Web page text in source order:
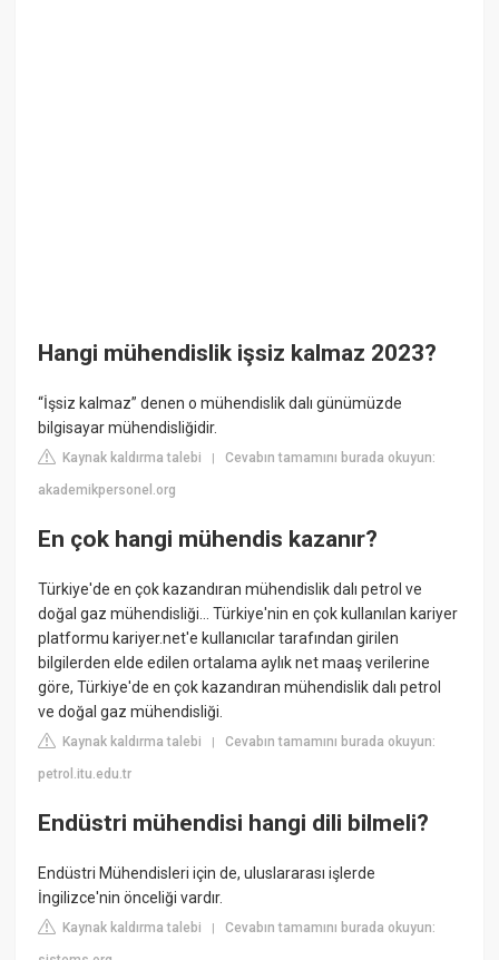
Hangi mühendislik işsiz kalmaz 2023?
“İşsiz kalmaz” denen o mühendislik dalı günümüzde
bilgisayar mühendisliğidir.
Kaynak kaldırma talebi |Cevabın tamamını burada okuyun:
akademikpersonel.org
En çok hangi mühendis kazanır?
Türkiye'de en çok kazandıran mühendislik dalı petrol ve
doğal gaz mühendisliği... Türkiye'nin en çok kullanılan kariyer
platformu kariyer.net'e kullanıcılar tarafından girilen
bilgilerden elde edilen ortalama aylık net maaş verilerine
göre, Türkiye'de en çok kazandıran mühendislik dalı petrol
ve doğal gaz mühendisliği.
Kaynak kaldırma talebi |Cevabın tamamını burada okuyun:
petrol.itu.edu.tr
Endüstri mühendisi hangi dili bilmeli?
Endüstri Mühendisleri için de, uluslararası işlerde
İngilizce'nin önceliği vardır.
Kaynak kaldırma talebi |Cevabın tamamını burada okuyun: